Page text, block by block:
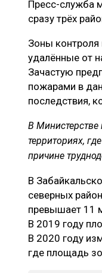
ЦБП
Пресс-служба
сразу трёх
Зоны
удалённые от
Зачастую
пожарами в
последствия,
В Министерстве
территориях, где
причине
В
северных
превышает 11
В 2019 году
В 2020 году
где площадь